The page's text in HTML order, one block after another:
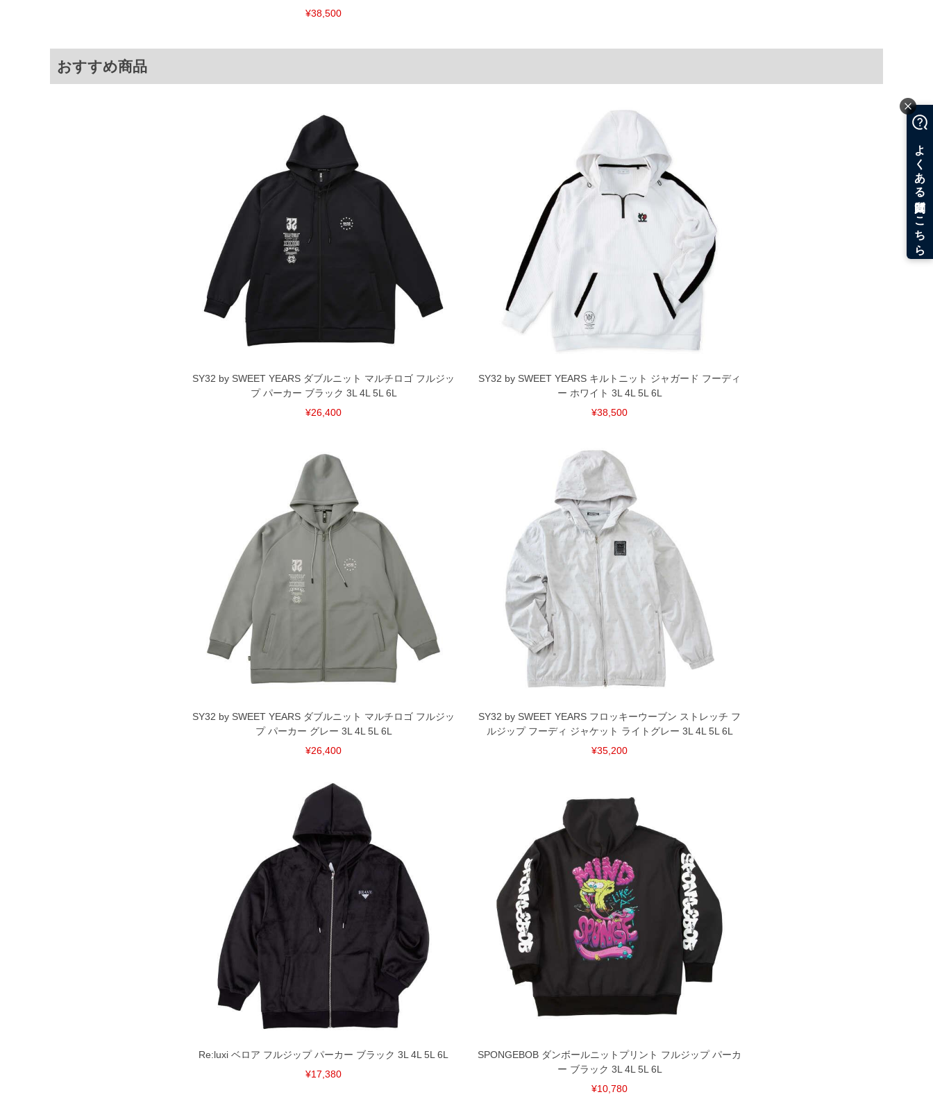
¥38,500
おすすめ商品
SY32 by SWEET YEARS ダブルニット マルチロゴ フルジッ
プ パーカー ブラック 3L 4L 5L 6L
¥26,400
SY32 by SWEET YEARS キルトニット ジャガード フーディ
ー ホワイト 3L 4L 5L 6L
¥38,500
SY32 by SWEET YEARS ダブルニット マルチロゴ フルジッ
プ パーカー グレー 3L 4L 5L 6L
¥26,400
SY32 by SWEET YEARS フロッキーウーブン ストレッチ フ
ルジップ フーディ ジャケット ライトグレー 3L 4L 5L 6L
¥35,200
Re:luxi ベロア フルジップ パーカー ブラック 3L 4L 5L 6L
¥17,380
SPONGEBOB ダンボールニットプリント フルジップ パーカ
ー ブラック 3L 4L 5L 6L
¥10,780